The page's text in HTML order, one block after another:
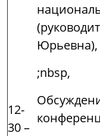
Юрьевна),
;nbsp,
12-
30 –